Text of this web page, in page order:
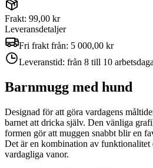
Frakt: 99,00 kr
Leveransdetaljer
Fri frakt från: 5 000,00 kr
Leveranstid: från 8 till 10
Barnmugg med hund
Designad för att göra vardagens
barnet att dricka själv. Den vänliga
formen gör att muggen snabbt blir en
Det är en kombination av funktionalitet
vardagliga vanor.